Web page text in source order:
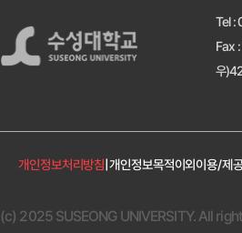
Tel :
Fax
우
개인정보처리방침|개인정보목적이외이용/제
(c) 2025 SUSEONG UNIVERSITY. All